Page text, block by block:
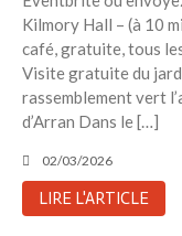
Kilmory Hall – (à 10
café, gratuite, tous
Visite gratuite du
rassemblement vert
d’Arran Dans le […]
02/03/2026
LIRE L'ARTICLE